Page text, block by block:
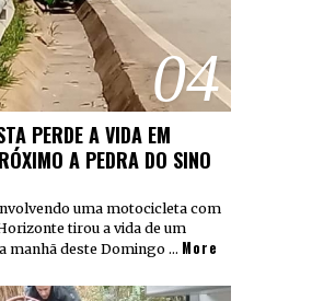
04
PERDE A VIDA EM
A PEDRA DO SINO
uma motocicleta com
tirou a vida de um
manhã deste Domingo … More